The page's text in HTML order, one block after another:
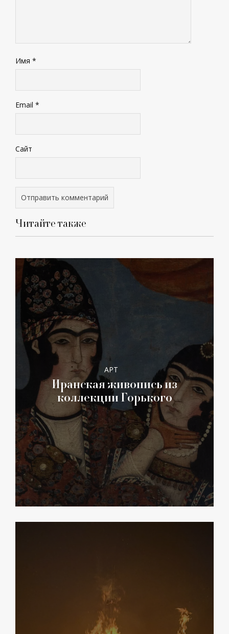
Имя *
Email *
Сайт
Читайте также
АРТ
Иранская живопись из
коллекции Горького